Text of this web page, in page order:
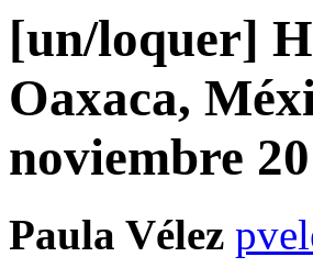
[un/loquer]
Oaxaca,
noviembre
Paula Vélez